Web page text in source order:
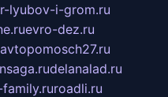
lyubov-i-grom.ru
evro-dez.ru
avtopomosch27.ru
delanalad.ru
roadli.ru